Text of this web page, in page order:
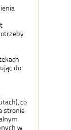
do
co
stronie
w